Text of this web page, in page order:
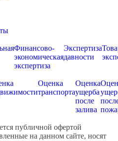
Финансово-
экономическая
экспертиза
Экспертиза
давности
Оценка
транспорта
Оценка
ущерба
после
залива
публичной офертой
на данном сайте, носят